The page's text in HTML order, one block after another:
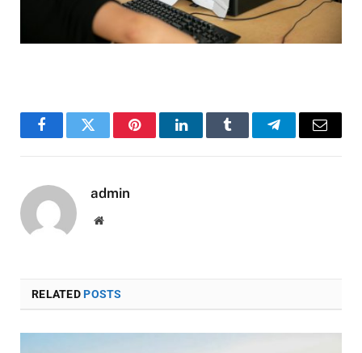
FacebookTwitter PinterestLinkedInTumblr TelegramEmail
admin
Website
RELATEDPOSTS